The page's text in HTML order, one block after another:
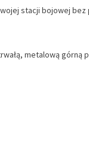
stacji bojowej
metalową górną